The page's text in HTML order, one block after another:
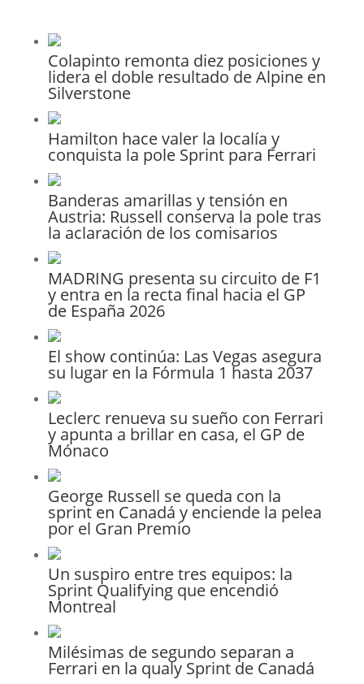
Colapinto remonta diez posiciones y
lidera el doble resultado de Alpine en
Silverstone
Hamilton hace valer la localía y
conquista la pole Sprint para Ferrari
Banderas amarillas y tensión en
Austria: Russell conserva la pole tras
la aclaración de los comisarios
MADRING presenta su circuito de F1
y entra en la recta final hacia el GP
de España 2026
El show continúa: Las Vegas asegura
su lugar en la Fórmula 1 hasta 2037
Leclerc renueva su sueño con Ferrari
y apunta a brillar en casa, el GP de
Mónaco
George Russell se queda con la
sprint en Canadá y enciende la pelea
por el Gran Premio
Un suspiro entre tres equipos: la
Sprint Qualifying que encendió
Montreal
Milésimas de segundo separan a
Ferrari en la qualy Sprint de Canadá